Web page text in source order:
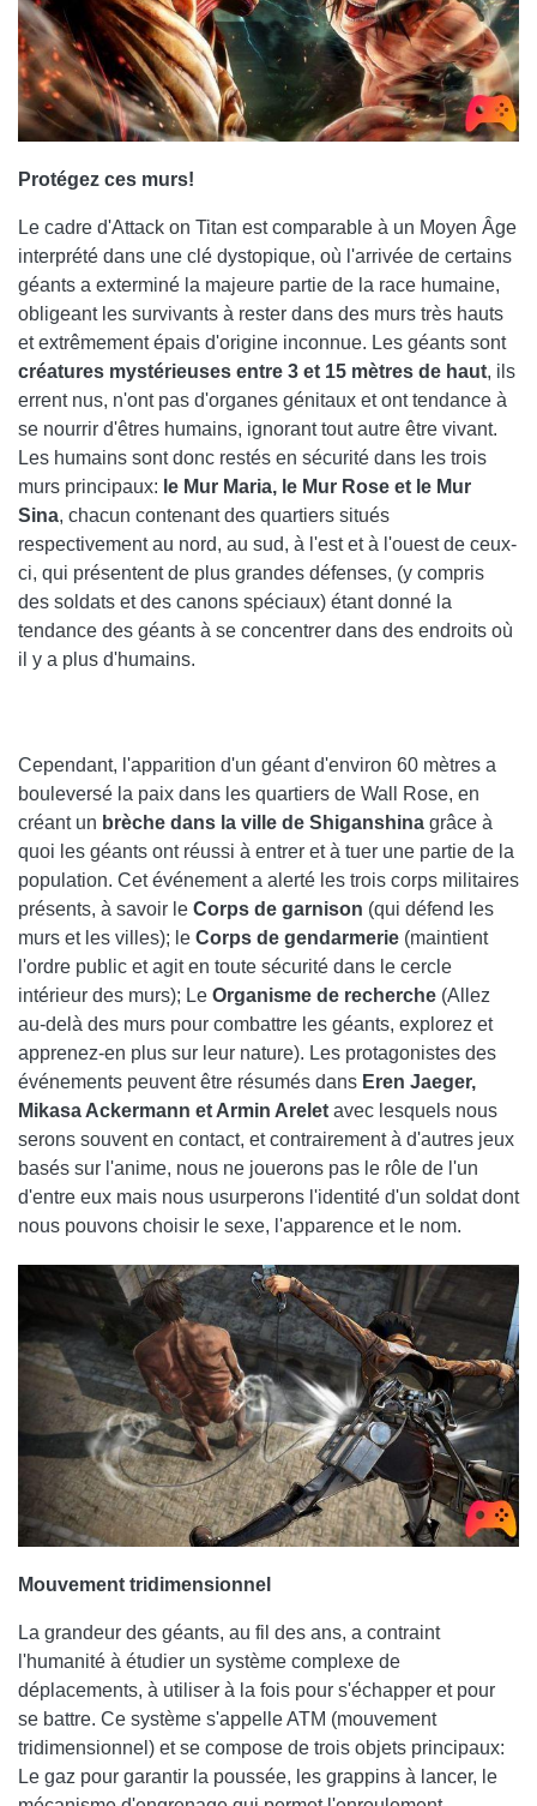
Protégez ces murs!
Le cadre d'Attack on Titan est comparable à un Moyen Âge
interprété dans une clé dystopique, où l'arrivée de certains
géants a exterminé la majeure partie de la race humaine,
obligeant les survivants à rester dans des murs très hauts
et extrêmement épais d'origine inconnue. Les géants sont
créatures mystérieuses entre 3 et 15 mètres de haut, ils
errent nus, n'ont pas d'organes génitaux et ont tendance à
se nourrir d'êtres humains, ignorant tout autre être vivant.
Les humains sont donc restés en sécurité dans les trois
murs principaux: le Mur Maria, le Mur Rose et le Mur
Sina, chacun contenant des quartiers situés
respectivement au nord, au sud, à l'est et à l'ouest de ceux-
ci, qui présentent de plus grandes défenses, (y compris
des soldats et des canons spéciaux) étant donné la
tendance des géants à se concentrer dans des endroits où
il y a plus d'humains.
Cependant, l'apparition d'un géant d'environ 60 mètres a
bouleversé la paix dans les quartiers de Wall Rose, en
créant un brèche dans la ville de Shiganshina grâce à
quoi les géants ont réussi à entrer et à tuer une partie de la
population. Cet événement a alerté les trois corps militaires
présents, à savoir le Corps de garnison (qui défend les
murs et les villes); le Corps de gendarmerie (maintient
l'ordre public et agit en toute sécurité dans le cercle
intérieur des murs); Le Organisme de recherche (Allez
au-delà des murs pour combattre les géants, explorez et
apprenez-en plus sur leur nature). Les protagonistes des
événements peuvent être résumés dans Eren Jaeger,
Mikasa Ackermann et Armin Arelet avec lesquels nous
serons souvent en contact, et contrairement à d'autres jeux
basés sur l'anime, nous ne jouerons pas le rôle de l'un
d'entre eux mais nous usurperons l'identité d'un soldat dont
nous pouvons choisir le sexe, l'apparence et le nom.
Mouvement tridimensionnel
La grandeur des géants, au fil des ans, a contraint
l'humanité à étudier un système complexe de
déplacements, à utiliser à la fois pour s'échapper et pour
se battre. Ce système s'appelle ATM (mouvement
tridimensionnel) et se compose de trois objets principaux:
Le gaz pour garantir la poussée, les grappins à lancer, le